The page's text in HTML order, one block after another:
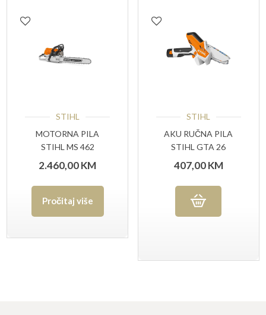
STIHL
MOTORNA PILA
STIHL MS 462
2.460,00KM
Pročitaj više
STIHL
AKU RUČNA PILA
STIHL GTA 26
SET(AS2+AL1)
407,00KM